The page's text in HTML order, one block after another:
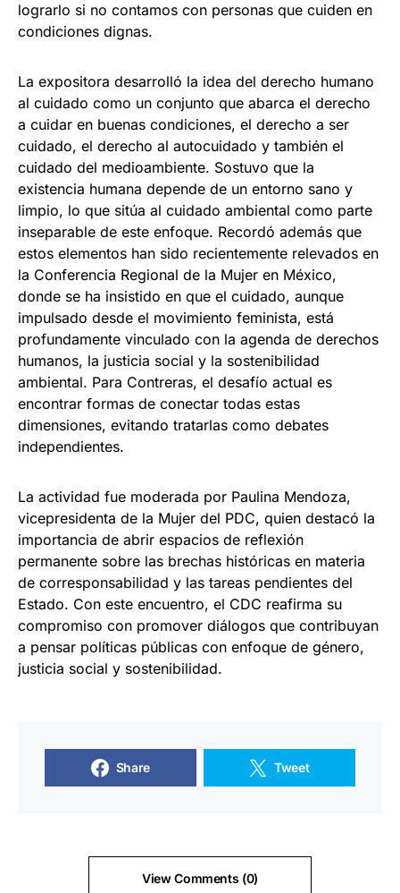
lograrlo si no contamos con personas que cuiden en
condiciones dignas.
La expositora desarrolló la idea del derecho humano
al cuidado como un conjunto que abarca el derecho
a cuidar en buenas condiciones, el derecho a ser
cuidado, el derecho al autocuidado y también el
cuidado del medioambiente. Sostuvo que la
existencia humana depende de un entorno sano y
limpio, lo que sitúa al cuidado ambiental como parte
inseparable de este enfoque. Recordó además que
estos elementos han sido recientemente relevados en
la Conferencia Regional de la Mujer en México,
donde se ha insistido en que el cuidado, aunque
impulsado desde el movimiento feminista, está
profundamente vinculado con la agenda de derechos
humanos, la justicia social y la sostenibilidad
ambiental. Para Contreras, el desafío actual es
encontrar formas de conectar todas estas
dimensiones, evitando tratarlas como debates
independientes.
La actividad fue moderada por Paulina Mendoza,
vicepresidenta de la Mujer del PDC, quien destacó la
importancia de abrir espacios de reflexión
permanente sobre las brechas históricas en materia
de corresponsabilidad y las tareas pendientes del
Estado. Con este encuentro, el CDC reafirma su
compromiso con promover diálogos que contribuyan
a pensar políticas públicas con enfoque de género,
justicia social y sostenibilidad.
Share Tweet
View Comments (0)